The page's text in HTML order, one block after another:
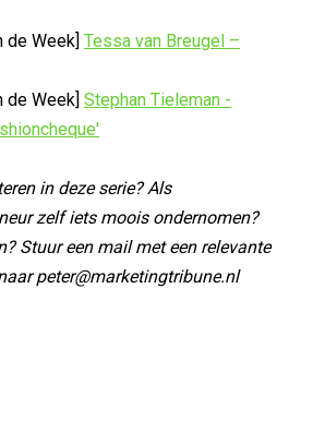
de Week] Tessa van Breugel –
de Week] Stephan Tieleman -
in deze serie? Als
zelf iets moois ondernomen?
Stuur een mail met een relevante
peter@marketingtribune.nl